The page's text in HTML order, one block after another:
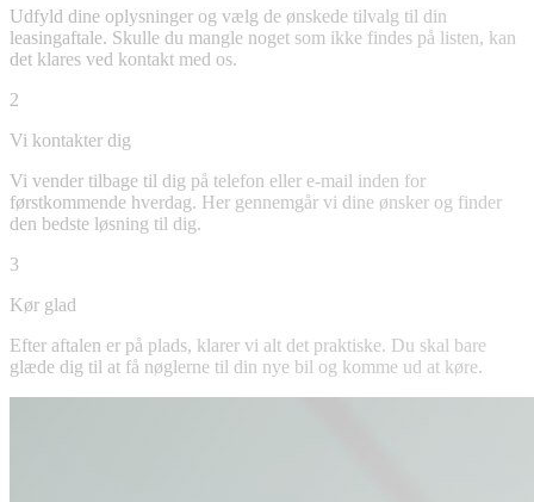
Udfyld dine oplysninger og vælg de ønskede tilvalg til din
leasingaftale. Skulle du mangle noget som ikke findes på listen, kan
det klares ved kontakt med os.
2
Vi kontakter dig
Vi vender tilbage til dig på telefon eller e-mail inden for
førstkommende hverdag. Her gennemgår vi dine ønsker og finder
den bedste løsning til dig.
3
Kør glad
Efter aftalen er på plads, klarer vi alt det praktiske. Du skal bare
glæde dig til at få nøglerne til din nye bil og komme ud at køre.